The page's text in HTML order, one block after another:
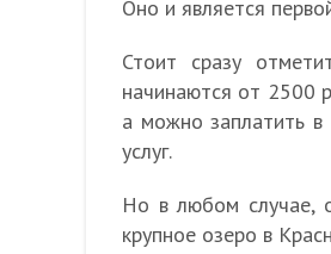
Оно и является
Стоит сразу
начинаются от 2500
а можно заплатить в
услуг.
Но в любом случае,
крупное озеро в